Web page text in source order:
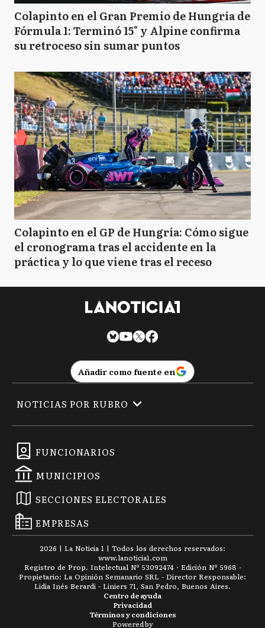
Colapinto en el Gran Premio de Hungría de
Fórmula 1: Terminó 15° y Alpine confirma
su retroceso sin sumar puntos
Colapinto en el GP de Hungría: Cómo sigue
el cronograma tras el accidente en la
práctica y lo que viene tras el receso
Añadir como fuente en
FUNCIONARIOS
MUNICIPIOS
SECCIONES ELECTORALES
EMPRESAS
NOTICIAS POR RUBRO
2026 | La Noticia 1 | Todos los derechos reservados:
www.lanoticia1.com
Registro de Prop. Intelectual Nº 53092474 · Edición Nº 5968 -
Propietario: La Opinión Semanario SRL - Director Responsable:
Lidia Inés Berardi - Liniers 71, San Pedro, Buenos Aires.
Términos y condiciones
Privacidad
Centro de ayuda
Powered by